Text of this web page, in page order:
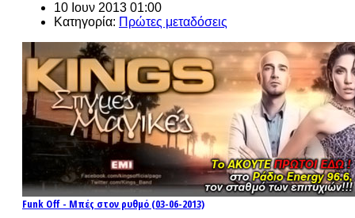
10 Ιουν 2013 01:00
Κατηγορία: Πρώτες μεταδόσεις
Funk Off - Μπές στον ρυθμό (03-06-2013)